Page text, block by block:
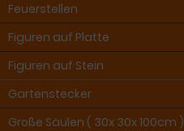
Feuerstellen
Figuren auf Platte
Figuren auf Stein
Gartenstecker
Große Säulen ( 30x 30x 100cm )